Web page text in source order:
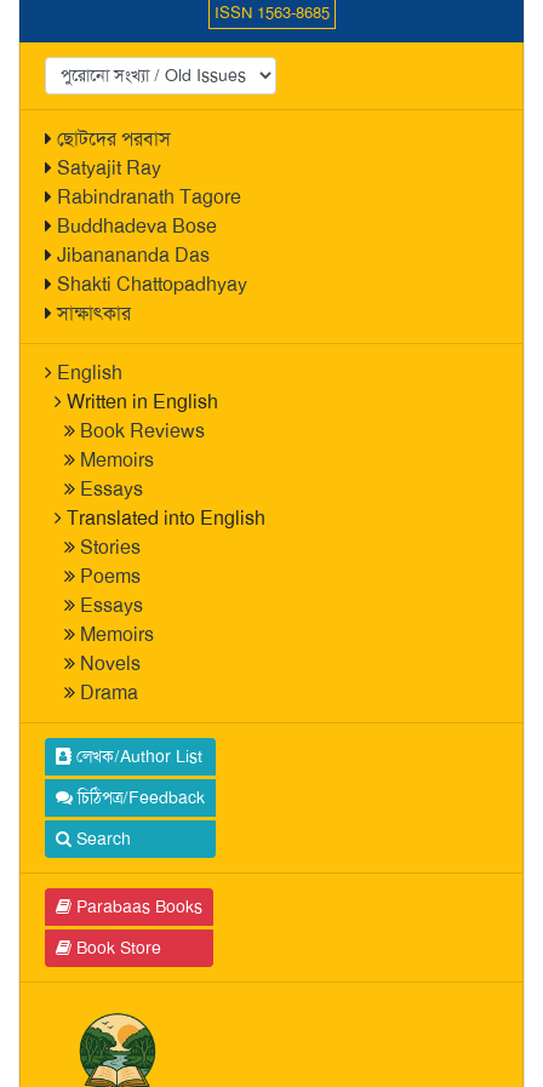
ISSN 1563-8685
ছোটদের পরবাস
Satyajit Ray
Rabindranath Tagore
Buddhadeva Bose
Jibanananda Das
Shakti Chattopadhyay
সাক্ষাৎকার
English
Written in English
Book Reviews
Memoirs
Essays
Translated into English
Stories
Poems
Essays
Memoirs
Novels
Drama
লেখক/Author List
চিঠিপত্র/Feedback
Search
Parabaas Books
Book Store